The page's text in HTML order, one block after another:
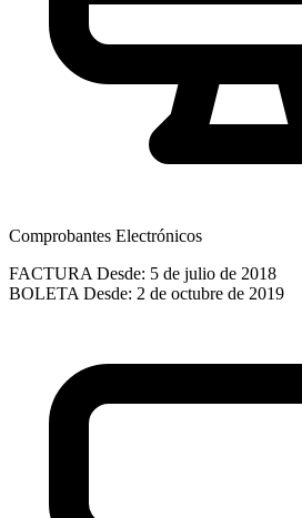
Comprobantes Electrónicos
FACTURA Desde: 5 de julio de 2018
BOLETA Desde: 2 de octubre de 2019